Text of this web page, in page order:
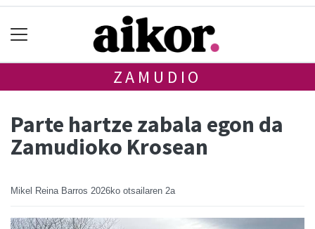
ZAMUDIO
Parte hartze zabala egon da
Zamudioko Krosean
Mikel Reina Barros 2026ko otsailaren 2a